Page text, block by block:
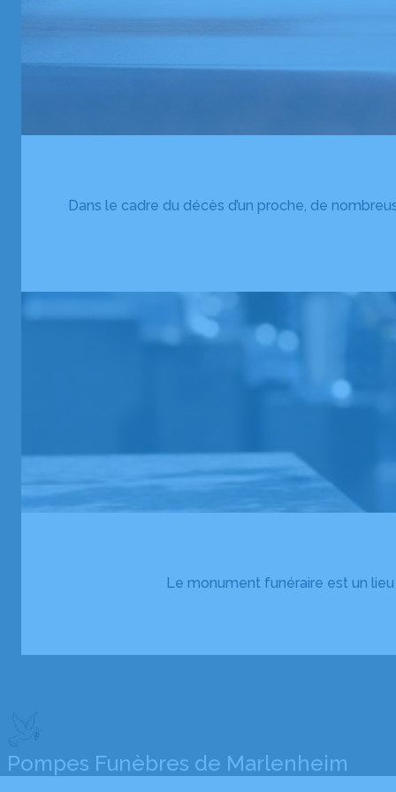
Dans le cadre du décès d’un proche, de
Le monument funéraire est un
Pompes Funèbres de Marlenheim